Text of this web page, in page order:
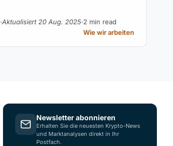
Aktualisiert 20 Aug. 2025 2 min read
Wie wir arbeiten
Newsletter abonnieren
Erhalten Sie die neuesten Krypto-News
und Marktanalysen direkt in Ihr
Postfach.